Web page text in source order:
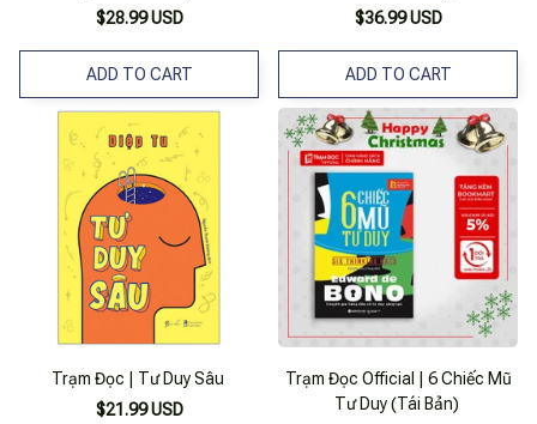
$28.99 USD
ADD TO CART
$36.99 USD
ADD TO CART
Trạm Đọc | Tư Duy Sâu
$21.99 USD
Trạm Đọc Official | 6 Chiếc Mũ
Tư Duy (Tái Bản)